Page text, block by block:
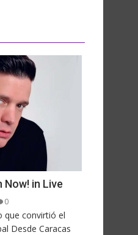
in Live
0
que convirtió el
Desde Caracas